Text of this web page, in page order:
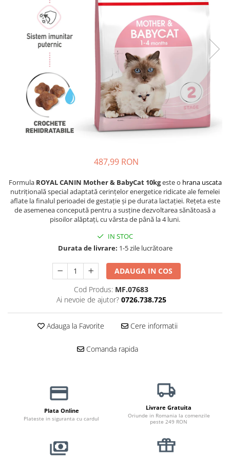
Cremoase
Semi-umede
Îngrijire Câini
Covorașe Igienice Câini
Igienă Câini
Șampoane Câini
Antiparazitare Câini
Vitamine Câini
Castroane și Adapatori
Cuști și Genți
Zgărzi, Lese & Hamuri
Semi-umede
Îngrijire Pisici
Așternut Igienic Pisici
Igienă Pisici
Antiparazitare Pisici
Vitamine Pisici
Perii & Piepteni Pisici
Castroane & Adapatori Pisici
Cuști & Genți Pisici
Litiere Pisici
487,99 RON
Formula ROYAL CANIN Mother & BabyCat 10kgeste o hrana uscata
nutrițională special adaptată cerințelor energetice ridicate ale femelei
aflate la finalul perioadei de gestație și pe durata lactației. Rețeta este
de asemenea concepută pentru a susține dezvoltarea sănătoasă a
pisoilor alăptați, cu vârsta de până la 4 luni.
IN STOC
Durata de livrare: 1-5 zile lucrătoare
ADAUGA IN COS
Cod Produs: MF.07683
Ai nevoie de ajutor? 0726.738.725
Adauga la Favorite Cere informatii
Comanda rapida
Plata Online
Plateste in siguranta cu cardul
Livrare Gratuita
Oriunde in Romania la comenzile
peste 249 RON